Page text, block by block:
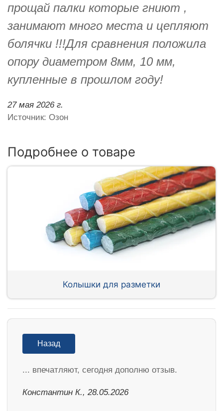
прощай палки которые гниют ,
занимают много места и цепляют
болячки !!!Для сравнения положила
опору диаметром 8мм, 10 мм,
купленные в прошлом году!
27 мая 2026 г.
Источник: Озон
Подробнее о товаре
Колышки для разметки
Назад
... впечатляют, сегодня дополню отзыв.
Константин К., 28.05.2026